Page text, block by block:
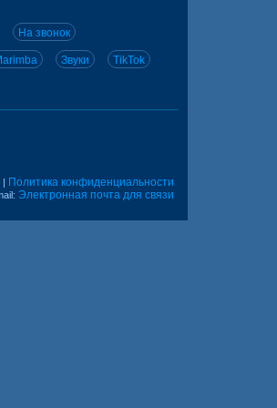
На звонок
Звуки TikTok
| Политика конфиденциальности
Электронная почта для связи